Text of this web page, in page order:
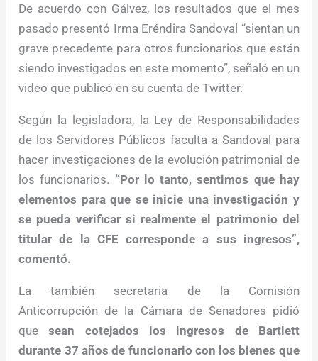
De acuerdo con Gálvez, los resultados que el mes
pasado presentó Irma Eréndira Sandoval “sientan un
grave precedente para otros funcionarios que están
siendo investigados en este momento”, señaló en un
video que publicó en su cuenta de Twitter.
Según la legisladora, la Ley de Responsabilidades
de los Servidores Públicos faculta a Sandoval para
hacer investigaciones de la evolución patrimonial de
los funcionarios. “Por lo tanto, sentimos que hay
elementos para que se inicie una investigación y
se pueda verificar si realmente el patrimonio del
titular de la CFE corresponde a sus ingresos”,
comentó.
La también secretaria de la Comisión
Anticorrupción de la Cámara de Senadores pidió
que sean cotejados los ingresos de Bartlett
durante 37 años de funcionario con los bienes que